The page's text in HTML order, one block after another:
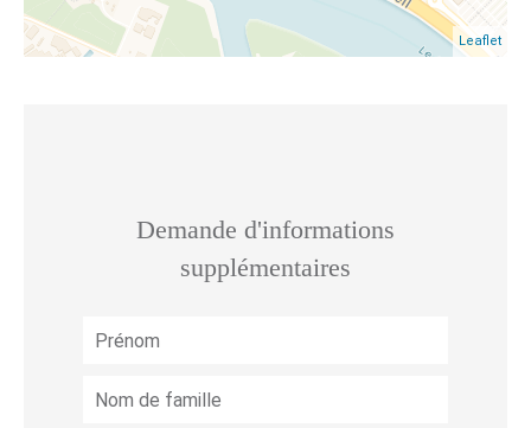
Leaflet
Demande d'informations
supplémentaires